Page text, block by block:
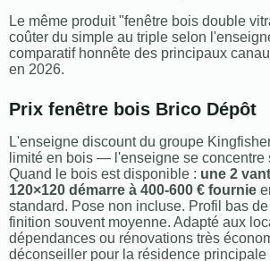
Le même produit "fenêtre bois double
coûter du simple au triple selon
comparatif honnête des principaux
en 2026.
Prix fenêtre bois Brico Dépôt
L'enseigne discount du groupe
limité en bois — l'enseigne se concentre
Quand le bois est disponible : une 2
120×120 démarre à 400-600 € fournie
standard. Pose non incluse. Profil bas
finition souvent moyenne. Adapté aux
dépendances ou rénovations très
déconseiller pour la résidence principale